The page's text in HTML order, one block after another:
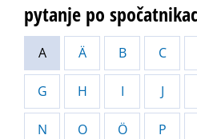
pytanje po
A Ä B C
G H I J
N O Ö P